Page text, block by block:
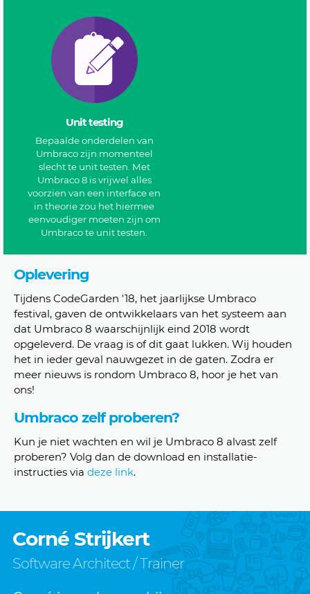
Unit testing
Bepaalde onderdelen van
Umbraco zijn momenteel
slecht te unit testen. Met
Umbraco 8 is vrijwel alles
voorzien van een interface en
in theorie zou het hiermee
eenvoudiger moeten zijn om
Umbraco te unit testen.
Oplevering
Tijdens CodeGarden '18, het jaarlijkse Umbraco
festival, gaven de ontwikkelaars van het systeem aan
dat Umbraco 8 waarschijnlijk eind 2018 wordt
opgeleverd. De vraag is of dit gaat lukken. Wij houden
het in ieder geval nauwgezet in de gaten. Zodra er
meer nieuws is rondom Umbraco 8, hoor je het van
ons!
Umbraco zelf proberen?
Kun je niet wachten en wil je Umbraco 8 alvast zelf
proberen? Volg dan de download en installatie-
instructies via deze link.
Corné Strijkert
Software Architect / Trainer